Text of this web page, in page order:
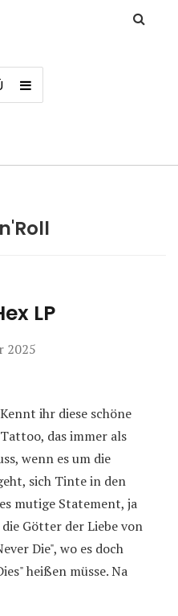
LP
2025
Kennt ihr diese schöne
Tattoo, das immer als
wenn es um die
sich Tinte in den
mutige Statement, ja
Götter der Liebe von
Die", wo es doch
heißen müsse. Na